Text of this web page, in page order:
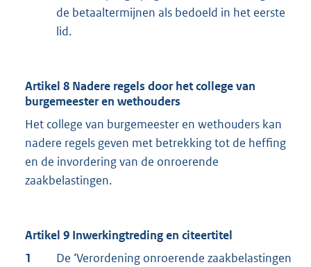
de betaaltermijnen als bedoeld in het eerste
lid.
Artikel 8 Nadere regels door het college van
burgemeester en wethouders
Het college van burgemeester en wethouders kan
nadere regels geven met betrekking tot de heffing
en de invordering van de onroerende
zaakbelastingen.
Artikel 9 Inwerkingtreding en citeertitel
1
De ‘Verordening onroerende zaakbelastingen